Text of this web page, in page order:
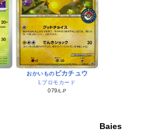
おかいもの ピカチュウ
Lプロモカード
079/L-P
Baies